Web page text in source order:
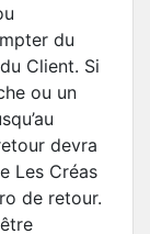
du
Client. Si
ou un
devra
Les Créas
de retour.